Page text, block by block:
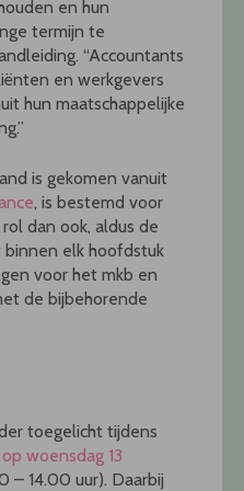
en hun
termijn te
“Accountants
en werkgevers
hun maatschappelijke
is gekomen vanuit
, is bestemd voor
dan ook, aldus de
binnen elk hoofdstuk
voor het mkb en
de bijbehorende
toegelicht tijdens
woensdag 13
– 14.00 uur). Daarbij